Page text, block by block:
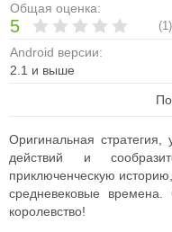
Общая оценка:
5 (1)
Android версии:
2.1 и выше
Оригинальная стратегия,
действий и
приключенческую
средневековые времена.
королевство!